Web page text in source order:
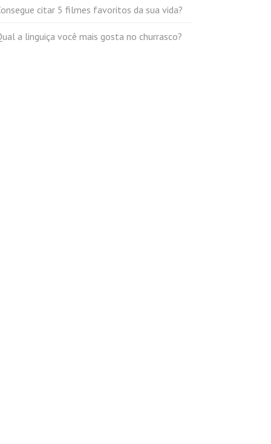
citar 5 filmes favoritos da sua vida?
a linguiça você mais gosta no churrasco?